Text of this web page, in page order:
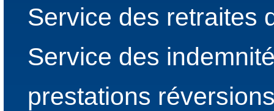
Service des retraites
Service des
prestations